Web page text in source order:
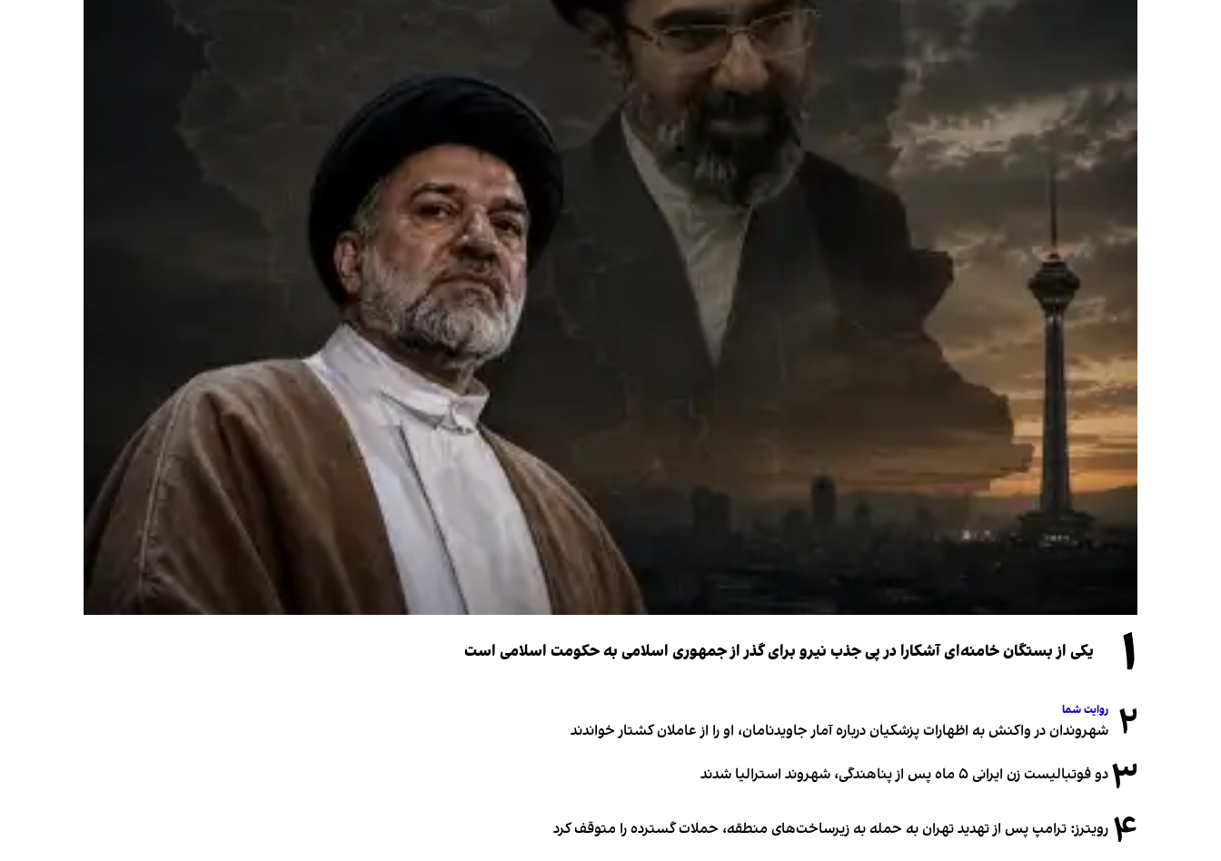
۱ یکی از بستگان خامنه‌ای آشکارا در پی جذب نیرو برای گذر از جمهوری اسلامی به حکومت اسلامی است
۲ روایت شما
شهروندان در واکنش به اظهارات پزشکیان درباره آمار جاویدنامان، او را از عاملان کشتار خواندند
۳دو فوتبالیست زن ایرانی ۵ ماه پس از پناهندگی، شهروند استرالیا شدند
۴ رویترز: ترامپ پس از تهدید تهران به حمله به زیرساخت‌های منطقه، حملات گسترده را متوقف کرد